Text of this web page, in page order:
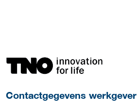
Meer werkgever details
Contactgegevens werkgever